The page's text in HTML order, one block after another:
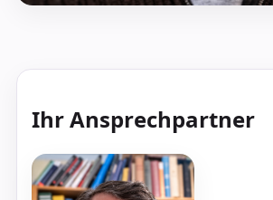
Ihr Ansprechpartner